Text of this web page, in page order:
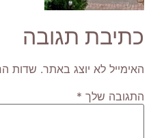
כתיבת תגובה
האימייל לא יוצג באתר. שדות
התגובה שלך *